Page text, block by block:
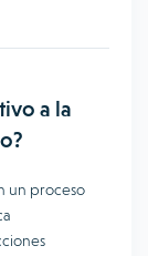
a la
un proceso